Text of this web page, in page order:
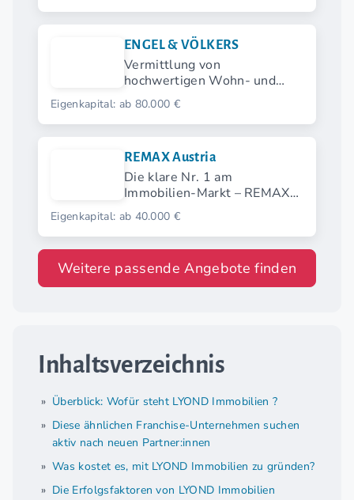
ENGEL & VÖLKERS
Vermittlung von
hochwertigen Wohn- und
Gewerbeimmobilien
Eigenkapital: ab 80.000 €
REMAX Austria
Die klare Nr. 1 am
Immobilien-Markt – REMAX
Austria erfüllt Wohnträume.
Eigenkapital: ab 40.000 €
Weitere passende Angebote finden
Inhaltsverzeichnis
Überblick: Wofür steht LYOND Immobilien ?
Diese ähnlichen Franchise-Unternehmen suchen
aktiv nach neuen Partner:innen
Was kostet es, mit LYOND Immobilien zu gründen?
Die Erfolgsfaktoren von LYOND Immobilien